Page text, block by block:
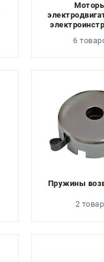
6
Пружины
2